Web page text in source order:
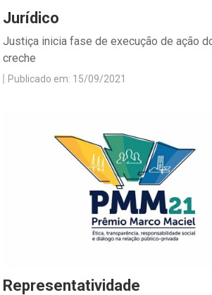
Jurídico
Justiça inicia fase de execução de ação
creche
Publicado em: 15/09/2021
Representatividade